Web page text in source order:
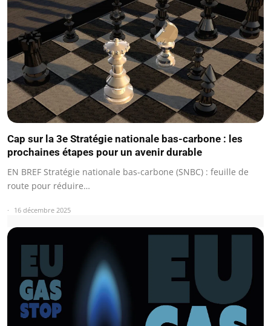
Cap sur la 3e Stratégie nationale bas-carbone : les
prochaines étapes pour un avenir durable
EN BREF Stratégie nationale bas-carbone (SNBC) : feuille de
route pour réduire…
16 décembre 2025